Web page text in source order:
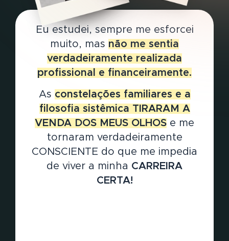
Eu estudei, sempre me esforcei
muito, mas não me sentia
verdadeiramente realizada
profissional e financeiramente.
As constelações familiares e a
filosofia sistêmica TIRARAM A
VENDA DOS MEUS OLHOS e me
tornaram verdadeiramente
CONSCIENTE do que me impedia
de viver a minha CARREIRA
CERTA!